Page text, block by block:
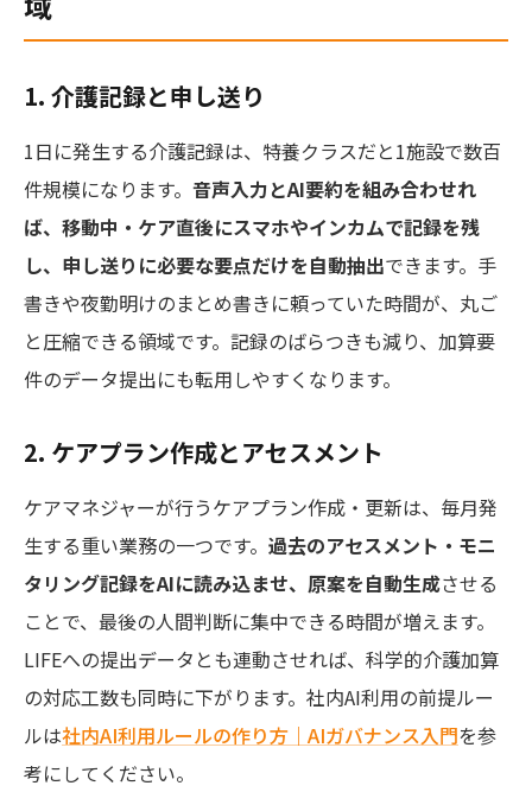
1. 介護記録と申し送り
1日に発生する介護記録は、特養クラスだと1施設で数百
件規模になります。 音声入力とAI要約を組み合わせれ
ば、移動中・ケア直後にスマホやインカムで記録を残
し、申し送りに必要な要点だけを自動抽出できます。手
書きや夜勤明けのまとめ書きに頼っていた時間が、丸ご
と圧縮できる領域です。記録のばらつきも減り、加算要
件のデータ提出にも転用しやすくなります。
2. ケアプラン作成とアセスメント
ケアマネジャーが行うケアプラン作成・更新は、毎月発
生する重い業務の一つです。 過去のアセスメント・モニ
タリング記録をAIに読み込ませ、原案を自動生成させる
ことで、最後の人間判断に集中できる時間が増えます。
LIFEへの提出データとも連動させれば、科学的介護加算
の対応工数も同時に下がります。社内AI利用の前提ルー
ルは社内AI利用ルールの作り方｜AIガバナンス入門を参
考にしてください。